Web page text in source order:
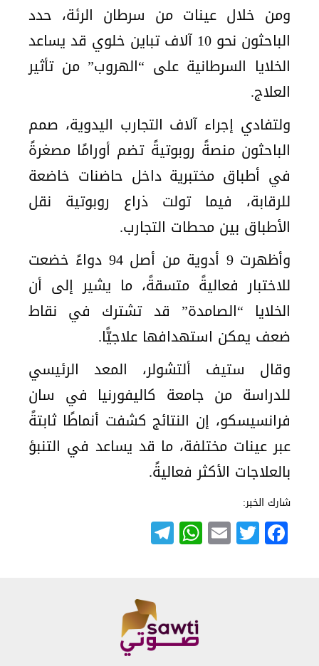
ومن خلال عينات من سرطان الرئة، حدد
الباحثون نحو 10 آلاف تباين خلوي قد يساعد
الخلايا السرطانية على “الهروب” من تأثير
العلاج.
ولتفادي إجراء آلاف التجارب اليدوية، صمم
الباحثون منصةً روبوتيةً تضم أورامًا مصغرةً
في أطباق مختبرية داخل حاضنات خاضعة
للرقابة، فيما تولت ذراع روبوتية نقل
الأطباق بين محطات التجارب.
وأظهرت 9 أدوية من أصل 94 دواءً خضعت
للاختبار فعاليةً متسقةً، ما يشير إلى أن
الخلايا “الصامدة” قد تشترك في نقاط
ضعف يمكن استهدافها علاجيًّا.
وقال ستيف ألتشولر، المعد الرئيسي
للدراسة من جامعة كاليفورنيا في سان
فرانسيسكو، إن النتائج كشفت أنماطًا ثابتةً
عبر عينات مختلفة، ما قد يساعد في التنبؤ
بالعلاجات الأكثر فعاليةً.
شارك الخبر:
Facebook
Twitter
Email
WhatsApp